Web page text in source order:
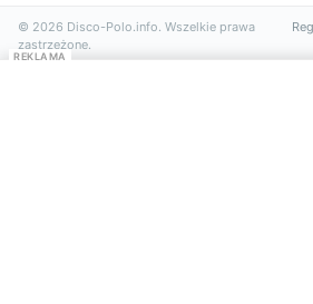
© 2026 Disco-Polo.info. Wszelkie prawa
zastrzeżone.
REKLAMA